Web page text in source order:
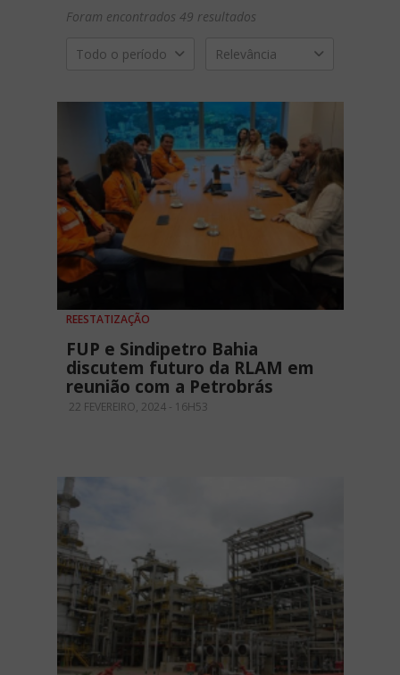
Foram encontrados 49 resultados
Todo o período Relevância
REESTATIZAÇÃO
FUP e Sindipetro Bahia
discutem futuro da RLAM em
reunião com a Petrobrás
22 FEVEREIRO, 2024 - 16H53